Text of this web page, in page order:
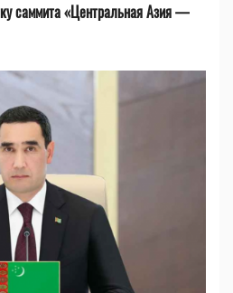
саммита «Центральная Азия —